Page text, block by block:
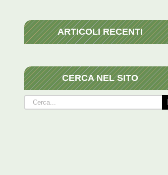
ARTICOLI RECENTI
CERCA NEL SITO
Cerca
per: